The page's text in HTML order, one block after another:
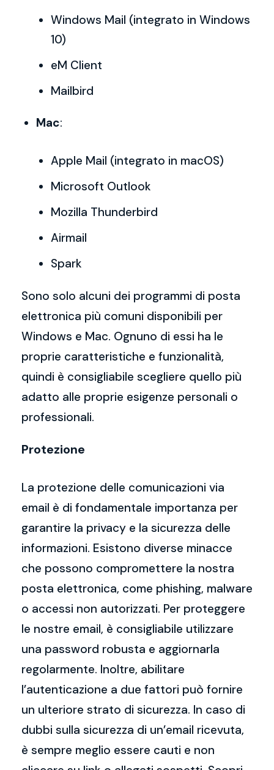
Windows Mail (integrato in Windows
10)
eM Client
Mailbird
Mac:
Apple Mail (integrato in macOS)
Microsoft Outlook
Mozilla Thunderbird
Airmail
Spark
Sono solo alcuni dei programmi di posta
elettronica più comuni disponibili per
Windows e Mac. Ognuno di essi ha le
proprie caratteristiche e funzionalità,
quindi è consigliabile scegliere quello più
adatto alle proprie esigenze personali o
professionali.
Protezione
La protezione delle comunicazioni via
email è di fondamentale importanza per
garantire la privacy e la sicurezza delle
informazioni. Esistono diverse minacce
che possono compromettere la nostra
posta elettronica, come phishing, malware
o accessi non autorizzati. Per proteggere
le nostre email, è consigliabile utilizzare
una password robusta e aggiornarla
regolarmente. Inoltre, abilitare
l’autenticazione a due fattori può fornire
un ulteriore strato di sicurezza. In caso di
dubbi sulla sicurezza di un’email ricevuta,
è sempre meglio essere cauti e non